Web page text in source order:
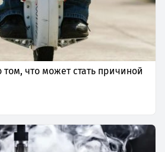
что может стать причиной